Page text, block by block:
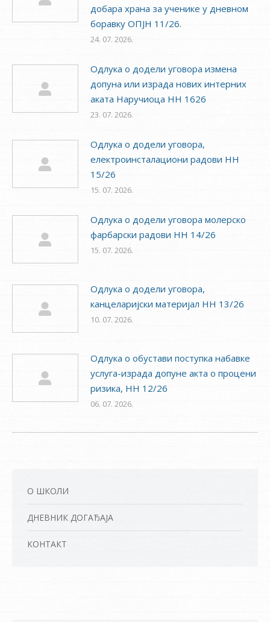
добара храна за ученике у дневном
боравку ОПЈН 11/26.
24. 07. 2026.
Одлука о додели уговора измена
допуна или израда нових интерних
аката Наручиоца НН 1626
23. 07. 2026.
Одлука о додели уговора,
електроинсталациони радови НН
15/26
15. 07. 2026.
Одлука о додели уговора молерско
фарбарски радови НН 14/26
15. 07. 2026.
Одлука о додели уговора,
канцеларијски материјал НН 13/26
10. 07. 2026.
Одлука о обустави поступка набавке
услуга-израда допуне акта о процени
ризика, НН 12/26
06. 07. 2026.
О ШКОЛИ
ДНЕВНИК ДОГАЂАЈА
КОНТАКТ